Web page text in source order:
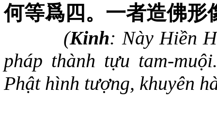
何等爲四。一者造佛形
(Kinh: Này Hiền
pháp thành tựu tam-
Phật hình tượng, khuyên